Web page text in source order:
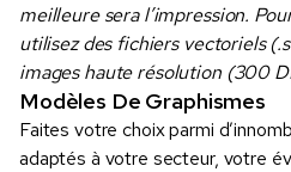
meilleure sera l’impression.
utilisez des fichiers vectoriels
images haute résolution (300
Modèles De Graphismes
Faites votre choix parmi
adaptés à votre secteur, votre